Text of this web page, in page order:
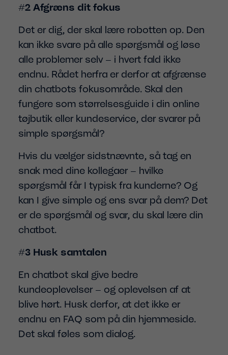
#2 Afgræns dit fokus
Det er dig, der skal lære robotten op. Den
kan ikke svare på alle spørgsmål og løse
alle problemer selv – i hvert fald ikke
endnu. Rådet herfra er derfor at afgrænse
din chatbots fokusområde. Skal den
fungere som størrelsesguide i din online
tøjbutik eller kundeservice, der svarer på
simple spørgsmål?
Hvis du vælger sidstnævnte, så tag en
snak med dine kollegaer – hvilke
spørgsmål får I typisk fra kunderne? Og
kan I give simple og ens svar på dem? Det
er de spørgsmål og svar, du skal lære din
chatbot.
#3 Husk samtalen
En chatbot skal give bedre
kundeoplevelser – og oplevelsen af at
blive hørt. Husk derfor, at det ikke er
endnu en FAQ som på din hjemmeside.
Det skal føles som dialog.